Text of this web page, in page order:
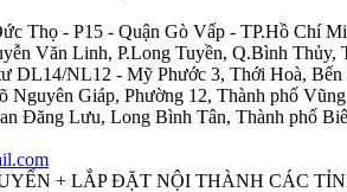
Thọ - P15 - Quận Gò Vấp - TP.Hồ Chí
Văn Linh, P.Long Tuyền, Q.Bình Thủy,
DL14/NL12 - Mỹ Phước 3, Thới Hoà,
Nguyên Giáp, Phường 12, Thành phố
Đăng Lưu, Long Bình Tân, Thành phố
+ LẮP ĐẶT NỘI THÀNH CÁC